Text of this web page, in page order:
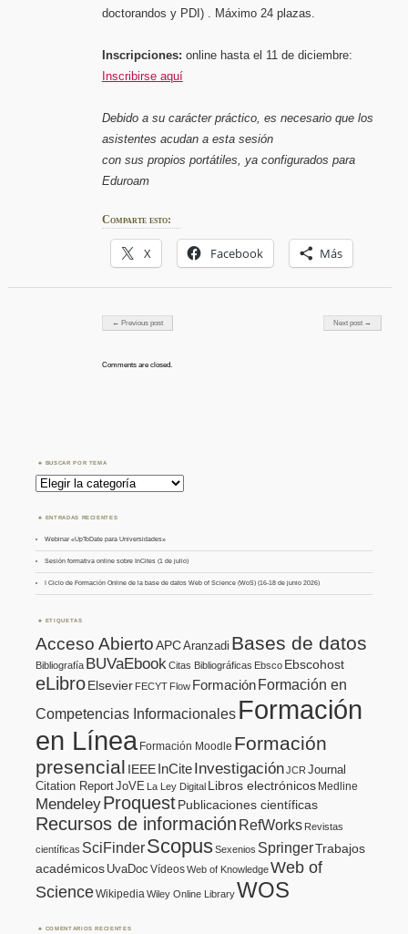
doctorandos y PDI) . Máximo 24 plazas.
Inscripciones: online hasta el 11 de diciembre:
Inscribirse aquí
Debido a su carácter práctico, es necesario que los
asistentes acudan a esta sesión
con sus propios portátiles, ya configurados para
Eduroam
Comparte esto:
X Facebook Más
Post navigation
← Previous post Next post →
Comments are closed.
BUSCAR POR TEMA
Buscar
por
Tema
ENTRADAS RECIENTES
Webinar «UpToDate para Universidades»
Sesión formativa online sobre InCites (1 de julio)
I Ciclo de Formación Online de la base de datos Web of Science (WoS) (16-18 de junio 2026)
ETIQUETAS
Acceso AbiertoAPCAranzadi Bases de datos
Bibliografía BUVaEbook Citas Bibliográficas Ebsco Ebscohost
eLibroElsevier FECYT Flow FormaciónFormación en
Competencias Informacionales Formación
en Línea Formación Moodle Formación
presencial IEEE InCiteInvestigaciónJCR Journal
Citation ReportJoVE La Ley Digital Libros electrónicos Medline
MendeleyProquestPublicaciones científicas
Recursos de información RefWorks Revistas
científicas SciFinderScopusSexenios SpringerTrabajos
académicos UvaDoc VídeosWeb of KnowledgeWeb of
ScienceWikipedia Wiley Online LibraryWOS
COMENTARIOS RECIENTES